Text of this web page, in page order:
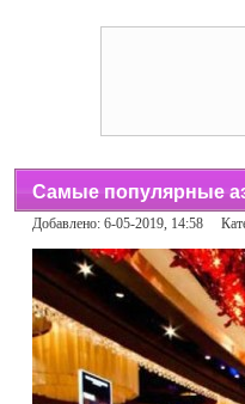
Самые популярные
Добавлено: 6-05-2019, 14:58